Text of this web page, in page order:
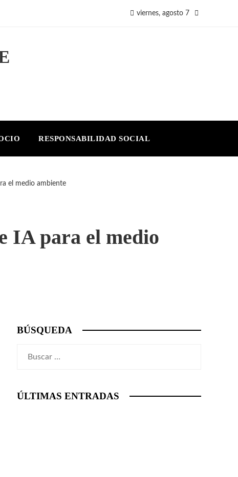
viernes, agosto 7
RESPONSABILIDAD SOCIAL
el medio ambiente
IA para el medio
BÚSQUEDA
ÚLTIMAS ENTRADAS